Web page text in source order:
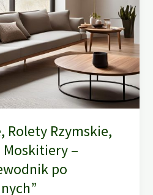
Rolety Rzymskie,
Moskitiery –
po